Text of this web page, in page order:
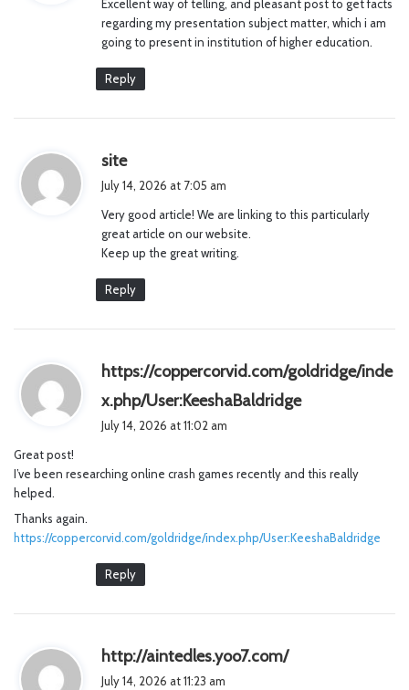
s
:
Excellent way of telling, and pleasant post to get facts
regarding my presentation subject matter, which i am
going to present in institution of higher education.
Reply
site
s
:
July 14, 2026 at 7:05 am
Very good article! We are linking to this particularly
great article on our website.
Keep up the great writing.
Reply
https://coppercorvid.com/goldridge/inde
x.php/User:KeeshaBaldridge
:
July 14, 2026 at 11:02 am
Great post!
I’ve been researching online crash games recently and this really
helped.
Thanks again.
https://coppercorvid.com/goldridge/index.php/User:KeeshaBaldridge
Reply
http://aintedles.yoo7.com/s
July 14, 2026 at 11:23 am